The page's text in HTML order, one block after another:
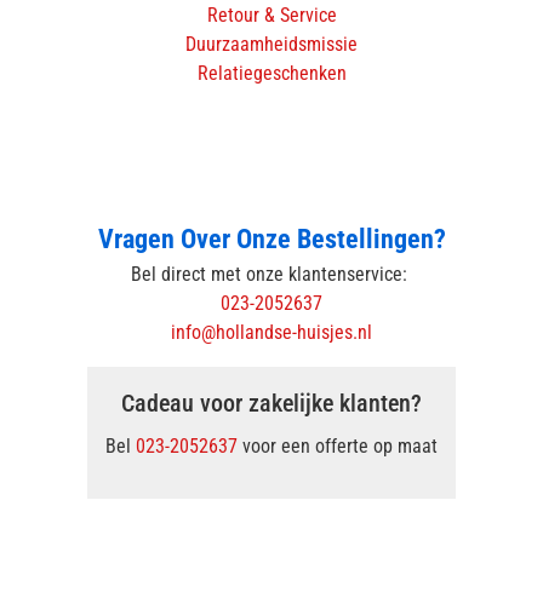
Retour & Service
Duurzaamheidsmissie
Relatiegeschenken
Vragen Over Onze Bestellingen?
Bel direct met onze klantenservice:
023-2052637
info@hollandse-huisjes.nl
Cadeau voor zakelijke klanten?
Bel 023-2052637 voor een offerte op maat